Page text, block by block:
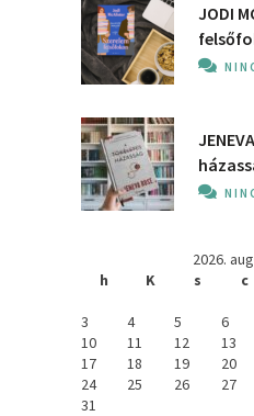
JODI
2026.
h
K s c
3
4 5 6
10
11 12 13
17
18 19 20
24
25 26 27
31